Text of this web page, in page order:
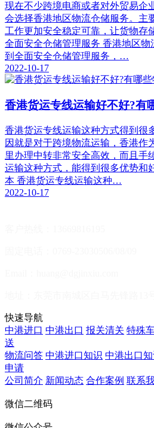
现在不少跨境电商或者对外贸易企
会选择香港地区物流仓储服务。主
工作更加安全稳定可靠，让货物存
全面安全仓储管理服务 香港地区
到全面安全仓储管理服务，…
2022-10-17
香港货运专线运输好不好?有
香港货运专线运输这种方式得到很
因就是对于跨境物流运输，香港作
里办理中转非常安全高效，而且手
运输这种方式，能得到很多优势和
本 香港货运专线运输这种…
2022-10-17
快速导航
中港进口 中港出口 报关清关 特殊
送
物流问答 中港进口知识 中港出口知
申请
公司简介 新闻动态 合作案例 联系
微信二维码